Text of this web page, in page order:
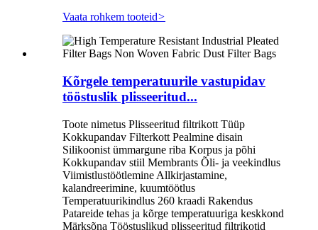
Vaata rohkem tooteid>
Kõrgele temperatuurile vastupidav
tööstuslik plisseeritud...
Toote nimetus Plisseeritud filtrikott Tüüp
Kokkupandav Filterkott Pealmine disain
Silikoonist ümmargune riba Korpus ja põhi
Kokkupandav stiil Membrants Õli- ja veekindlus
Viimistlustöötlemine Allkirjastamine,
kalandreerimine, kuumtöötlus
Temperatuurikindlus 260 kraadi Rakendus
Patareide tehas ja kõrge temperatuuriga keskkond
Märksõna Tööstuslikud plisseeritud filtrikotid